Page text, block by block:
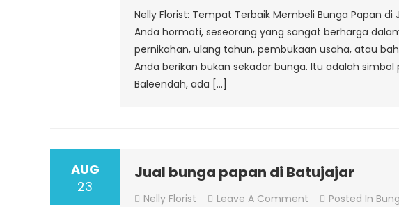
Baleendah
Nelly Florist: Tempat Terbaik Membeli Bunga Papan
Anda hormati, seseorang yang sangat berharga
pernikahan, ulang tahun, pembukaan usaha, atau
Anda berikan bukan sekadar bunga. Itu adalah
Baleendah, ada […]
AUG
23
Jual bunga papan di Batujajar
Nelly Florist Leave A CommentOn Posted In